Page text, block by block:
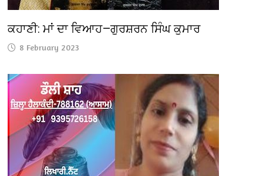
ਕਹਾਣੀ: ਮਾਂ ਦਾ ਵਿਆਹ—ਗੁਰਸ਼ਰਨ ਸਿੰਘ ਕੁਮਾਰ
8 February 2023